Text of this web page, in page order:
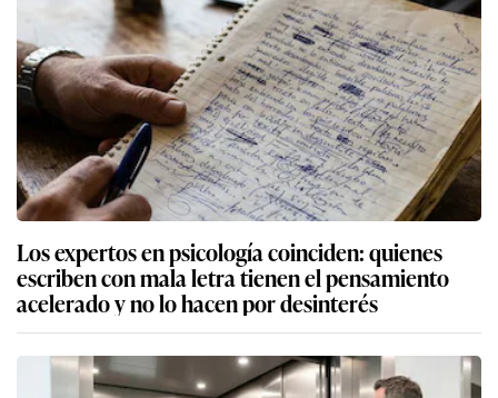
Los expertos en psicología coinciden: quienes
escriben con mala letra tienen el pensamiento
acelerado y no lo hacen por desinterés